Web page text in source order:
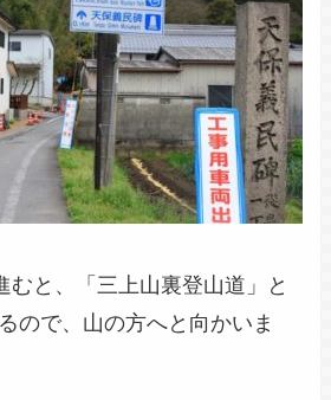
むと、「三上山裏登山道」と
ので、山の方へと向かいま